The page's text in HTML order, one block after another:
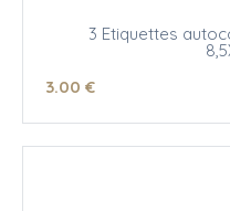
3 Etiquettes
3.00 €